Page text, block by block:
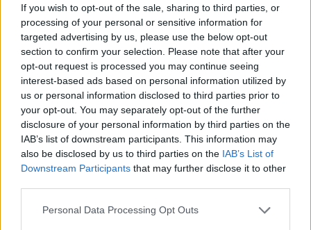
If you wish to opt-out of the sale, sharing to third parties, or
processing of your personal or sensitive information for
targeted advertising by us, please use the below opt-out
section to confirm your selection. Please note that after your
opt-out request is processed you may continue seeing
interest-based ads based on personal information utilized by
us or personal information disclosed to third parties prior to
your opt-out. You may separately opt-out of the further
disclosure of your personal information by third parties on the
IAB’s list of downstream participants. This information may
also be disclosed by us to third parties on the IAB’s List of
Downstream Participants that may further disclose it to other
Personal Data Processing Opt Outs
Ώρα 17:30 έως 18:30 Δημοσιογράφος Ηλίας
Μπόνος (συντονιστής)
Video άποψης πολιτών της
Πελοποννήσου (3 λεπτά)
Δημοσιογράφος Ολγα Αντωνίου (υποδοχή)
Δήμαρχος Σπάρτης Μιχάλης
Περιφερειάρχης Πελοποννήσου Δημήτρης